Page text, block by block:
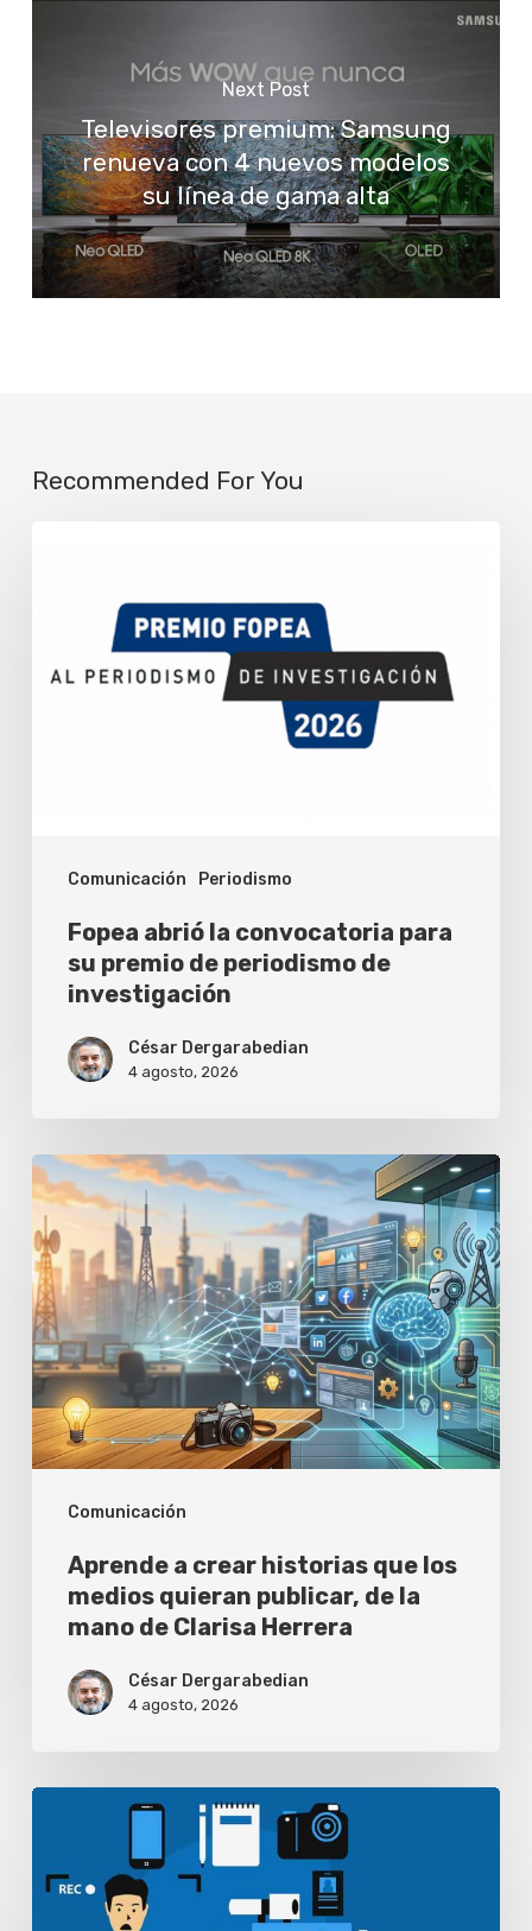
Next Post
Televisores premium: Samsung
renueva con 4 nuevos modelos
su línea de gama alta
Recommended For You
Comunicación Periodismo
convocatoria
para
investigación
Fopea abrió la convocatoria para
su premio de periodismo de
investigación
César Dergarabedian
4 agosto, 2026
Comunicación
Aprende
crear
historias
que
los
medios
quieran
publicar,
mano
Clarisa
Herrera
Aprende a crear historias que los
medios quieran publicar, de la
mano de Clarisa Herrera
César Dergarabedian
4 agosto, 2026
Periodistas
habilidades